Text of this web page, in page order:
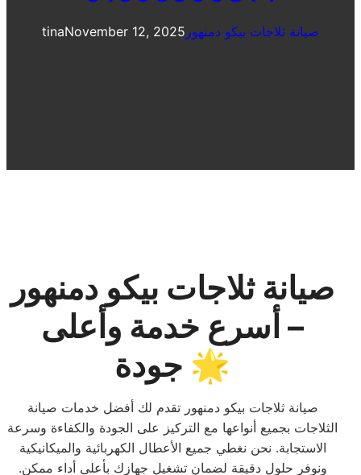
tinaNovember 12, 2025 صيانة ثلاجات بيكو دمنهور
صيانة ثلاجات بيكو دمنهور
– أسرع خدمة وأعلى
جودة 🌟
صيانة ثلاجات بيكو دمنهور تقدم لك أفضل خدمات صيانة
الثلاجات بجميع أنواعها مع التركيز على الجودة والكفاءة وسرعة
الاستجابة. نحن نغطي جميع الأعطال الكهربائية والميكانيكية
ونوفر حلول دقيقة لضمان تشغيل جهازك بأعلى أداء ممكن.